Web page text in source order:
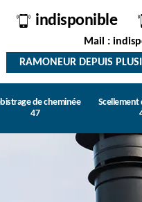
indisponible
Mail :
RAMONEUR DEPUIS
de cheminée
47
Scellement